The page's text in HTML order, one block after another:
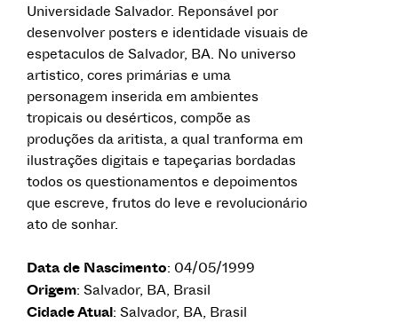
Universidade Salvador. Reponsável por
desenvolver posters e identidade visuais de
espetaculos de Salvador, BA. No universo
artistico, cores primárias e uma
personagem inserida em ambientes
tropicais ou desérticos, compõe as
produções da aritista, a qual tranforma em
ilustrações digitais e tapeçarias bordadas
todos os questionamentos e depoimentos
que escreve, frutos do leve e revolucionário
ato de sonhar.
Data de Nascimento: 04/05/1999
Origem: Salvador, BA, Brasil
Cidade Atual: Salvador, BA, Brasil